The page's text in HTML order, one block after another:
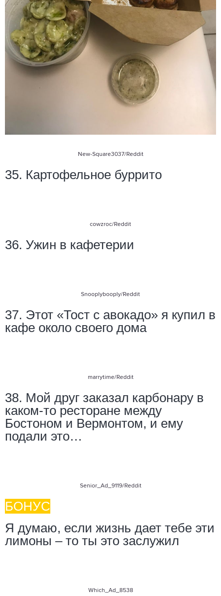
New-Square3037/Reddit
35. Картофельное буррито
cowzroc/Reddit
36. Ужин в кафетерии
Snooplybooply/Reddit
37. Этот «Тост с авокадо» я купил в
кафе около своего дома
marrytime/Reddit
38. Мой друг заказал карбонару в
каком-то ресторане между
Бостоном и Вермонтом, и ему
подали это…
Senior_Ad_9119/Reddit
БОНУС
Я думаю, если жизнь дает тебе эти
лимоны – то ты это заслужил
Which_Ad_8538